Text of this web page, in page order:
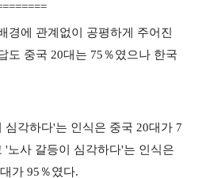
경에 관계없이 공평하게 주어진
도 중국 20대는 75％였으나 한국
각하다'는 인식은 중국 20대가 7
'노사 갈등이 심각하다'는 인식은
가 95％였다.